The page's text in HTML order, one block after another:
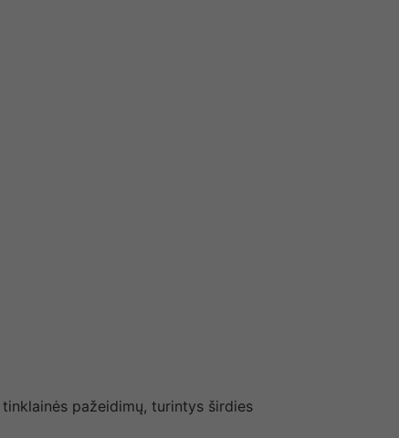
pažeidimų, turintys širdies